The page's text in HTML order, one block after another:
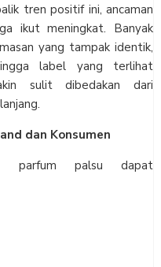
tren positif ini, ancaman
ikut meningkat. Banyak
yang tampak identik,
label yang terlihat
sulit dibedakan dari
dan Konsumen
parfum palsu dapat